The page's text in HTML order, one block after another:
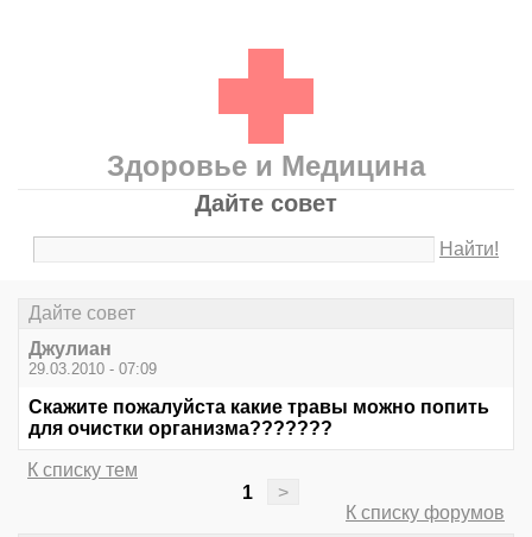
Здоровье и Медицина
Дайте совет
Найти!
Дайте совет
Джулиан
29.03.2010 - 07:09
Скажите пожалуйста какие травы можно попить
для очистки организма???????
К списку тем
1
>
К списку форумов